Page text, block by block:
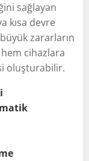
sağlayan
kısa devre
zararların
cihazlara
oluşturabilir.